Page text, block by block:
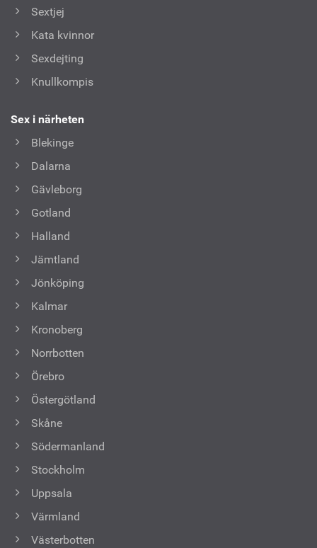
Sextjej
Kata kvinnor
Sexdejting
Knullkompis
Sex i närheten
Blekinge
Dalarna
Gävleborg
Gotland
Halland
Jämtland
Jönköping
Kalmar
Kronoberg
Norrbotten
Örebro
Östergötland
Skåne
Södermanland
Stockholm
Uppsala
Värmland
Västerbotten